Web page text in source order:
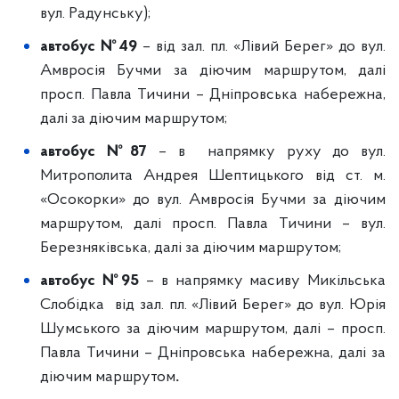
вул. Радунську);
автобус №49 – від зал. пл. «Лівий Берег» до вул.
Амвросія Бучми за діючим маршрутом, далі
просп. Павла Тичини – Дніпровська набережна,
далі за діючим маршрутом;
автобус №87 – в напрямку руху до вул.
Митрополита Андрея Шептицького від ст. м.
«Осокорки» до вул. Амвросія Бучми за діючим
маршрутом, далі просп. Павла Тичини – вул.
Березняківська, далі за діючим маршрутом;
автобус №95 – в напрямку масиву Микільська
Слобідка від зал. пл. «Лівий Берег» до вул. Юрія
Шумського за діючим маршрутом, далі – просп.
Павла Тичини – Дніпровська набережна, далі за
діючим маршрутом.